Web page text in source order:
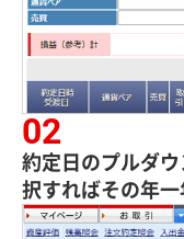
約定日のプルダ
択すればその年一